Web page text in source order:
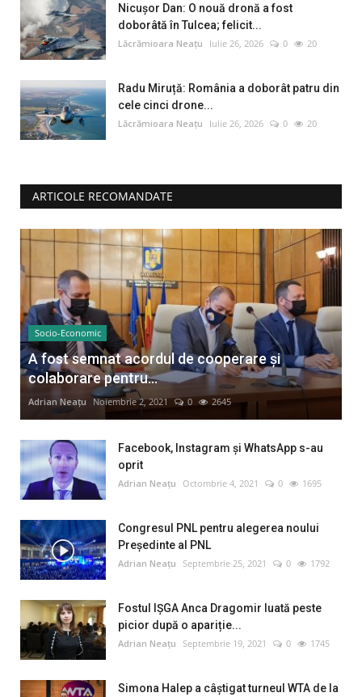
Nicușor Dan: O nouă dronă a fost
doborâtă în Tulcea; felicit...
Lăcrămioara Neațu Iulie 26, 2026 0 20
Radu Miruță: România a doborât patru din
cele cinci drone...
Lăcrămioara Neațu Iulie 26, 2026 0 20
ARTICOLE RECOMANDATE
Socio-Economic
A fost semnat acordul de cooperare și
colaborare pentru...
Adrian Neațu Noiembrie 2, 2021 0 2645
Facebook, Instagram și WhatsApp s-au
oprit
Adrian Neațu Octombrie 4, 2021 0 1695
Congresul PNL pentru alegerea noului
Preşedinte al PNL
Adrian Neațu Septembrie 25, 2021 0 1792
Fostul IȘGA Anca Dragomir luată peste
picior după o apariție...
Adrian Neațu Septembrie 19, 2021 0 1745
Simona Halep a câştigat turneul WTA de la